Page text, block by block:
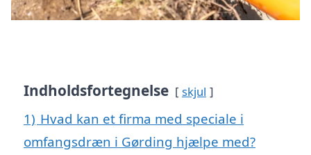
Indholdsfortegnelse skjul
1) Hvad kan et firma med speciale i
omfangsdræn i Gørding hjælpe med?